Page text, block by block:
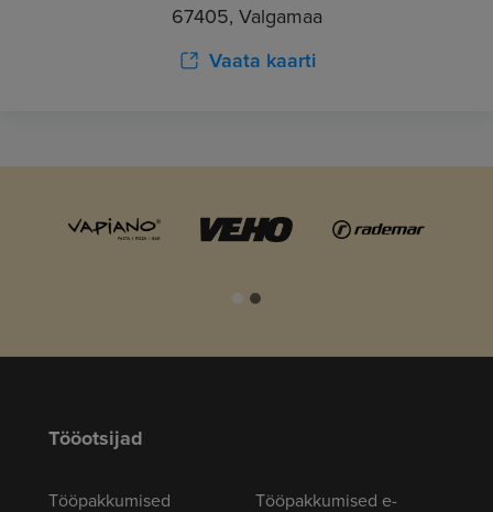
67405, Valgamaa
Vaata kaarti
Tööotsijad
Tööpakkumised
Tööpakkumised e-